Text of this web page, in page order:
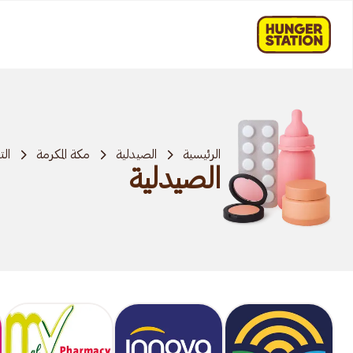
الرئيسية الصيدلية مكة المكرمة
الصيدلية